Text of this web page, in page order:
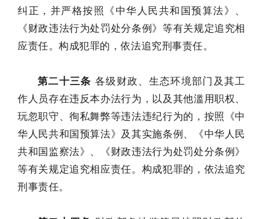
纠正，并严格按照《中华人民共和国预算法》、
《财政违法行为处罚处分条例》等有关规定追究相
应责任。构成犯罪的，依法追究刑事责任。
第二十三条 各级财政、生态环境部门及其工
作人员存在违反本办法行为，以及其他滥用职权、
玩忽职守、徇私舞弊等违法违纪行为的，按照《中
华人民共和国预算法》及其实施条例、《中华人民
共和国监察法》、《财政违法行为处罚处分条例》
等有关规定追究相应责任。构成犯罪的，依法追究
刑事责任。